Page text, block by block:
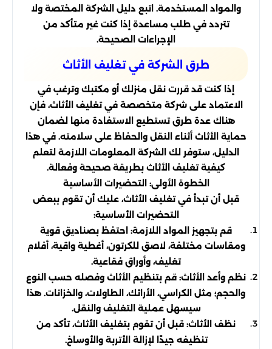
والمواد المستخدمة. اتبع دليل الشركة المختصة ولا
تتردد في طلب مساعدة إذا كنت غير متأكد من
الإجراءات الصحيحة.
طرق الشركة في تغليف الأثاث
إذا كنت قد قررت نقل منزلك أو مكتبك وترغب في
الاعتماد على شركة متخصصة في تغليف الأثاث، فإن
هناك عدة طرق تستطيع الاستفادة منها لضمان
حماية الأثاث أثناء النقل والحفاظ على سلامته. في هذا
الدليل، ستوفر لك الشركة المعلومات اللازمة لتعلم
كيفية تغليف الأثاث بطريقة صحيحة وفعالة.
الخطوة الأولى: التحضيرات الأساسية
قبل أن تبدأ في تغليف الأثاث، عليك أن تقوم ببعض
التحضيرات الأساسية:
قم بتجهيز المواد اللازمة: احتفظ بصناديق قوية
ومقاسات مختلفة، لاصق للكرتون، أغطية واقية، أفلام
تغليف، وأوراق فقاعية.
نظم وأعد الأثاث: قم بتنظيم الأثاث وفصله حسب النوع
والحجم؛ مثل الكراسي، الأرائك، الطاولات، والخزانات. هذا
سيسهل عملية التغليف والنقل.
نظف الأثاث: قبل أن تقوم بتغليف الأثاث، تأكد من
تنظيفه جيدًا لإزالة الأتربة والأوساخ.